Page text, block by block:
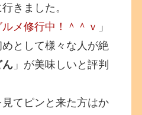
行きました。
メ修行中！＾＾ｖ 」
として様々な人が絶
ん 」が美味しいと評判
てピンと来た方はか